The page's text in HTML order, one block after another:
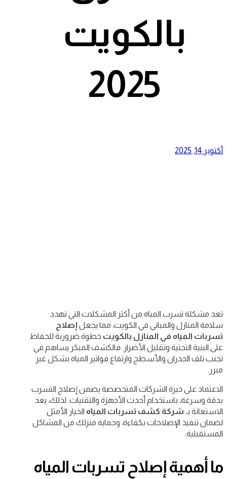
بالكويت
2025
أكتوبر 14, 2025
تعد مشكلة تسرب المياه من أكثر المشكلات التي تهدد
سلامة المنازل والمباني في الكويت، مما يجعل إصلاح
تسربات المياه في المنازل بالكويت خطوة ضرورية للحفاظ
على البنية التحتية وتقليل الأضرار. فالكشف المبكر يساهم في
تجنب تلف الجدران والأسطح وارتفاع فواتير المياه بشكل غير
مبرر.
الاعتماد على خبرة الشركات المتخصصة يضمن إصلاح التسرب
بدقة وسرعة، باستخدام أحدث الأجهزة والتقنيات. لذلك، يعد
الاستعانة بـ شركة كشف تسربات المياه الخيار الأمثل
لضمان تنفيذ الإصلاحات بكفاءة، وحماية منزلك من المشاكل
المستقبلية.
ما أهمية إصلاح تسربات المياه